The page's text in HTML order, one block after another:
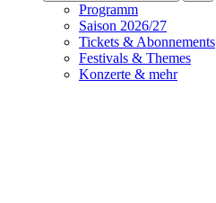
Programm
Saison 2026/27
Tickets & Abonnements
Festivals & Themes
Konzerte & mehr